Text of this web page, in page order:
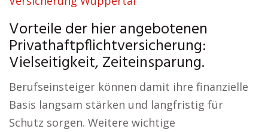
Vorteile der hier angebotenen
Privathaftpflichtversicherung:
Vielseitigkeit, Zeiteinsparung.
Berufseinsteiger können damit ihre finanzielle
Basis langsam stärken und langfristig für
Schutz sorgen. Weitere wichtige